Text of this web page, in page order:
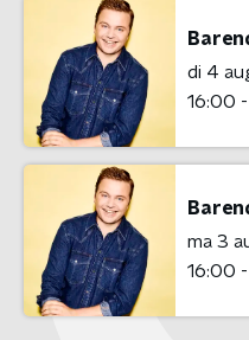
di 4
16:00
ma 3
16:00